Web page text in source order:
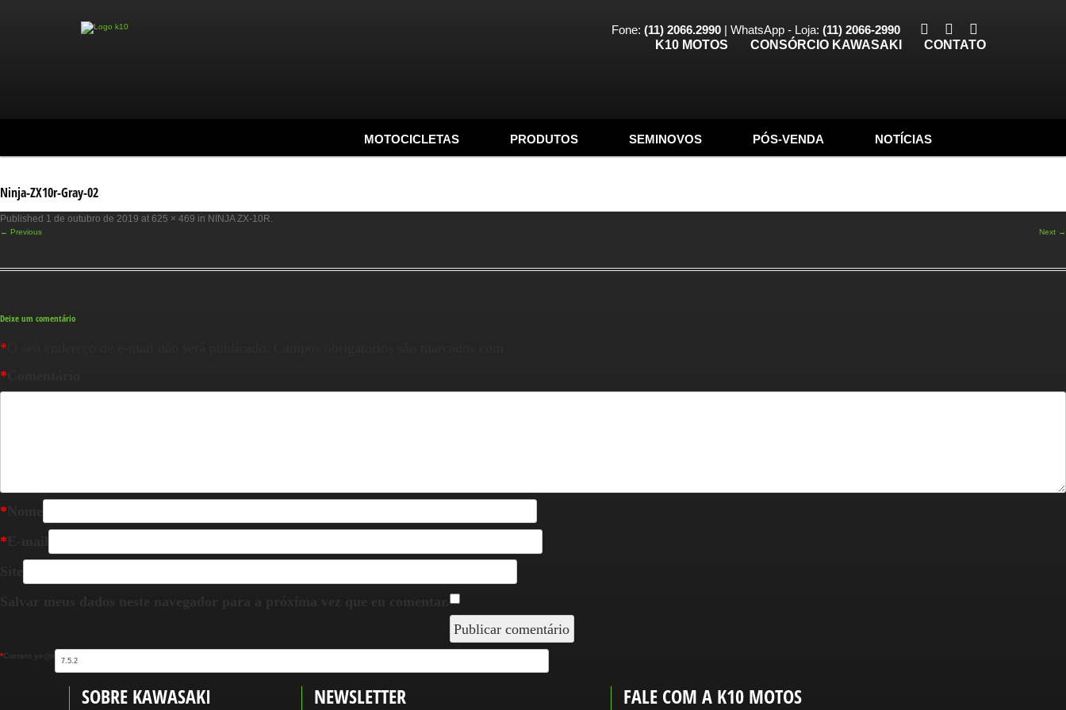
Fone: (11) 2066.2990 | WhatsApp - Loja: (11) 2066-2990
K10 MOTOS
CONSÓRCIO KAWASAKI CONTATO
MOTOCICLETAS PRODUTOS SEMINOVOS PÓS-VENDA NOTÍCIAS
Ninja-ZX10r-Gray-02
Published 1 de outubro de 2019 at 625 × 469 in NINJA ZX-10R.
← Previous Next →
Deixe um comentário
*
*
*
*
Current ye@r
*
SOBRE KAWASAKI NEWSLETTER FALE COM A K10 MOTOS